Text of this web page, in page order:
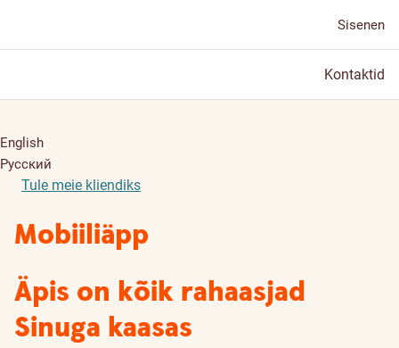
Sisenen
Kontaktid
English
Русский
Tule meie kliendiks
Mobiiliäpp
Äpis on kõik rahaasjad
Sinuga kaasas